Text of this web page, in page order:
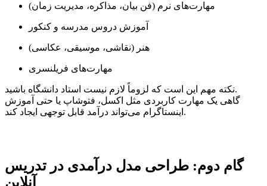
مهارت‌های نرم (فن بیان، مذاکره، مدیریت زمان)
آموزش دروس مدرسه و کنکور
هنر (نقاشی، موسیقی، عکاسی)
مهارت‌های فریلنسری
نکته مهم این است که لزوماً لازم نیست استاد دانشگاه باشید.
گاهی یک مهارت کاربردی مثل اکسل، فتوشاپ یا حتی آموزش
اینستاگرام می‌تواند درآمد قابل توجهی ایجاد کند.
گام دوم: طراحی مدل درآمدی در تدریس
آنلاین